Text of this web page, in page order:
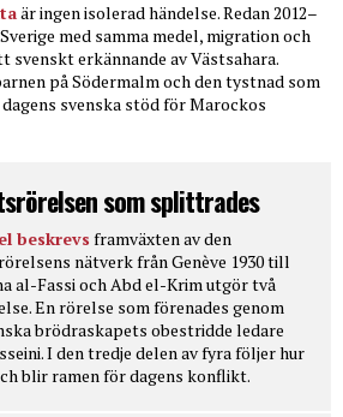
är ingen isolerad händelse. Redan 2012–
med samma medel, migration och
erkännande av Västsahara.
på Södermalm och den tystnad som
svenska stöd för Marockos
som splittrades
beskrevs framväxten av den
nätverk från Genève 1930 till
al-Fassi och Abd el-Krim utgör två
En rörelse som förenades genom
brödraskapets obestridde ledare
I den tredje delen av fyra följer hur
blir ramen för dagens konflikt.